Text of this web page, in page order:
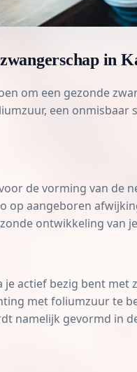
in
om een gezonde
, een onmisbaar
de vorming van de
aangeboren
ontwikkeling van
actief bezig bent
met foliumzuur te
namelijk gevormd in